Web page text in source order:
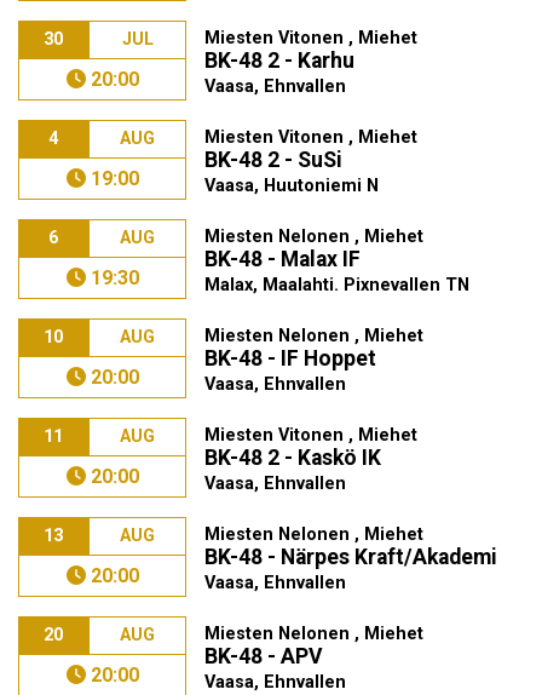
30 JUL
20:00
Miesten Vitonen , Miehet
BK-48 2 - Karhu
Vaasa, Ehnvallen
4 AUG
19:00
Miesten Vitonen , Miehet
BK-48 2 - SuSi
Vaasa, Huutoniemi N
6 AUG
19:30
Miesten Nelonen , Miehet
BK-48 - Malax IF
Malax, Maalahti. Pixnevallen TN
10 AUG
20:00
Miesten Nelonen , Miehet
BK-48 - IF Hoppet
Vaasa, Ehnvallen
11 AUG
20:00
Miesten Vitonen , Miehet
BK-48 2 - Kaskö IK
Vaasa, Ehnvallen
13 AUG
20:00
Miesten Nelonen , Miehet
BK-48 - Närpes Kraft/Akademi
Vaasa, Ehnvallen
20 AUG
20:00
Miesten Nelonen , Miehet
BK-48 - APV
Vaasa, Ehnvallen